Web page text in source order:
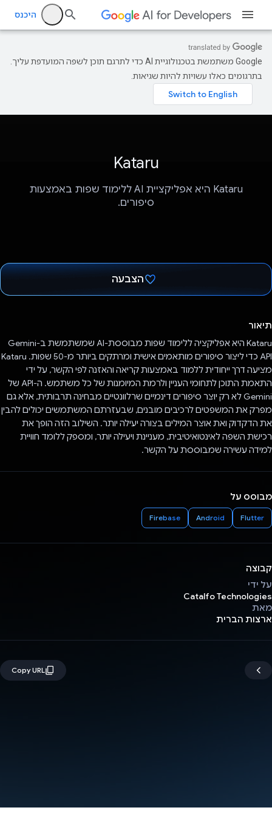
היכנס
‫Google משתמשת בטכנולוגיית AI כדי לתרגם תוכן לשפה המועדפת עליך.
בתרגומים כאלו עשויות להיות שגיאות.
Kataru
Kataru היא אפליקציית AI ללימוד שפות באמצעות
סיפורים.
הצבעה
תיאור
Kataru היא אפליקציה ללימוד שפות מבוססת-AI שמשתמשת ב-Gemini
API כדי ליצור סיפורים מותאמים אישית ומרתקים ביותר מ-50 שפות. Kataru
מציעה דרך ייחודית ללמוד באמצעות קריאה והאזנה לפי הקשר, על ידי
התאמת התוכן לתחומי העניין ולרמת המיומנות של כל משתמש. ה-API של
Gemini לא רק יוצר סיפורים דינמיים שרלוונטיים מבחינה תרבותית, אלא גם
מפרק את המשפטים לרכיבים מובנים, שבעזרתם המשתמשים יכולים להבין
את הדקדוק ואת אוצר המילים בצורה יעילה יותר. השילוב הזה הופך את
רכישת השפה לאינטואיטיבית, מעניינת ויעילה יותר, ומספק ללומד חוויית
למידה עשירה שמבוססת על הקשר.
מבוסס על
Flutter
Android
Firebase
קבוצה
על ידי
Catalfo Technologies
מאת
ארצות הברית